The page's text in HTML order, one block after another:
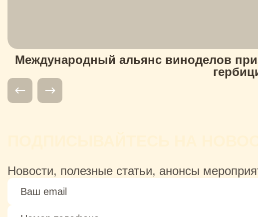
Международный альянс виноделов
Новости, полезные статьи, анонсы